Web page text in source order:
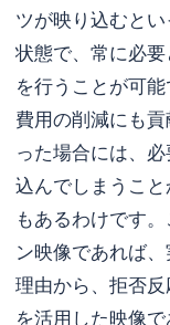
ツが映り込むと
状態で、常に必
を行うことが可
費用の削減にも
った場合には、
込んでしまうこ
もあるわけです
ン映像であれば
理由から、拒否
を活用した映像